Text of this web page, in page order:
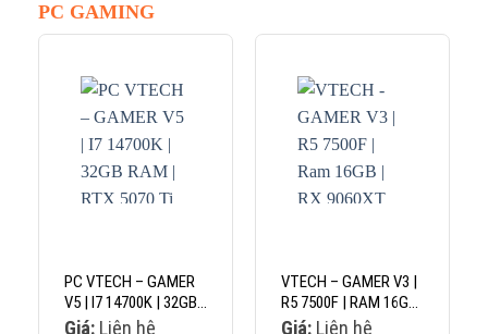
PC GAMING
PC VTECH – GAMER
V5 | I7 14700K | 32GB
RAM | RTX 5070 TI
Giá:Liên hệ
VTECH – GAMER V3 |
R5 7500F | RAM 16GB
| RX 9060XT 8GB
Giá:Liên hệ